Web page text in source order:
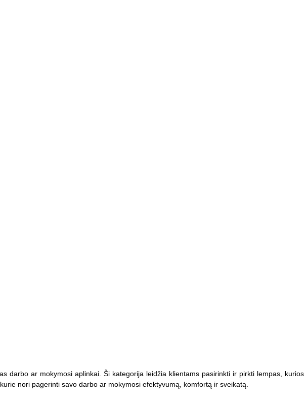
darbo ar mokymosi aplinkai. Ši kategorija leidžia klientams pasirinkti ir pirkti lempas, kurios
nori pagerinti savo darbo ar mokymosi efektyvumą, komfortą ir sveikatą.